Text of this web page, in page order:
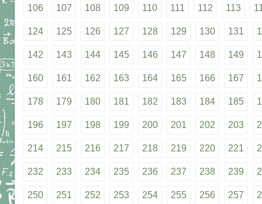
106 107 108 109 110 111 112 113
124 125 126 127 128 129 130 131
142 143 144 145 146 147 148 149
160 161 162 163 164 165 166 167
178 179 180 181 182 183 184 185
196 197 198 199 200 201 202 203
214 215 216 217 218 219 220 221
232 233 234 235 236 237 238 239
250 251 252 253 254 255 256 257